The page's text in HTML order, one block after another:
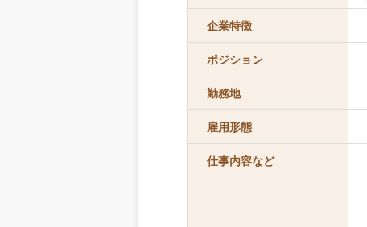
企業特徴
ポジション
勤務地
雇用形態
仕事内容など